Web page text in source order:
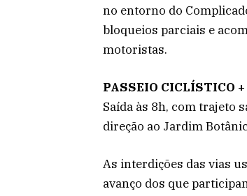
no entorno do
bloqueios parciais e
motoristas.
PASSEIO CICLÍSTICO
Saída às 8h, com trajeto
direção ao Jardim
As interdições das vias
avanço dos que